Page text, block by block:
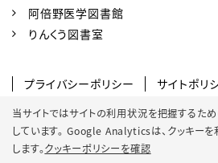
当サイトではサイトの利用状況を把握する
しています。 Google Analyticsは、 クッキー
します。クッキーポリシーを確認
阿倍野医学図書館
りんくう図書室
プライバシーポリシー
サイトポリ
SNSポリシー
クッキーポリシー
サイトマップ